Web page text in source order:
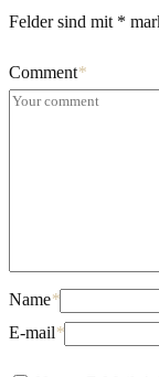
Felder sind mit *
Comment*
Name*
E-mail*